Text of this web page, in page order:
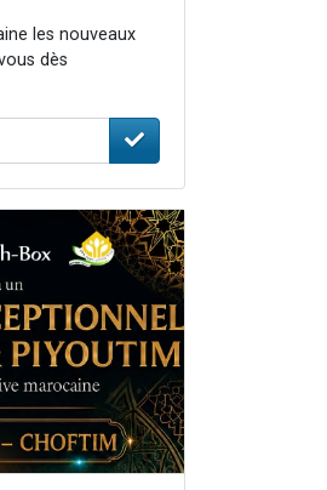
les nouveaux
dès